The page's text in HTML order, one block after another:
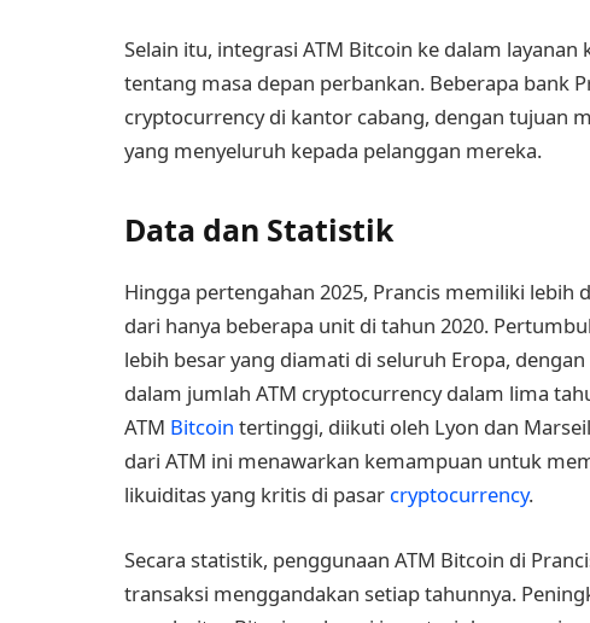
Selain itu, integrasi ATM Bitcoin ke dalam layanan
tentang masa depan perbankan. Beberapa bank
cryptocurrency di kantor cabang, dengan tujuan
yang menyeluruh kepada pelanggan mereka.
Data dan Statistik
Hingga pertengahan 2025, Prancis memiliki lebih
dari hanya beberapa unit di tahun 2020.
lebih besar yang diamati di seluruh Eropa,
dalam jumlah ATM cryptocurrency dalam lima
ATM Bitcoin tertinggi, diikuti oleh Lyon dan
dari ATM ini menawarkan kemampuan untuk
likuiditas yang kritis di pasar cryptocurrency.
Secara statistik, penggunaan ATM Bitcoin di
transaksi menggandakan setiap tahunnya.